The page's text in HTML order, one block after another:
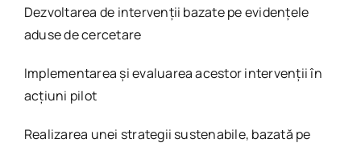
Dezvoltarea de intervenții bazate pe evidențele
aduse de cercetare
Implementarea și evaluarea acestor intervenții în
acțiuni pilot
Realizarea unei strategii sustenabile, bazată pe